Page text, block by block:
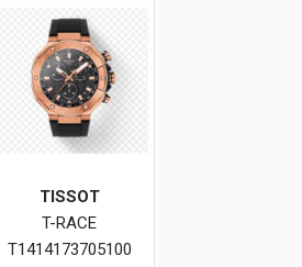
TISSOT
T-RACE
T1414173705100